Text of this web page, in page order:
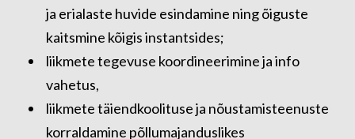
ja erialaste huvide esindamine ning õiguste
kaitsmine kõigis instantsides;
liikmete tegevuse koordineerimine ja info
vahetus,
liikmete täiendkoolituse ja nõustamisteenuste
korraldamine põllumajanduslikes